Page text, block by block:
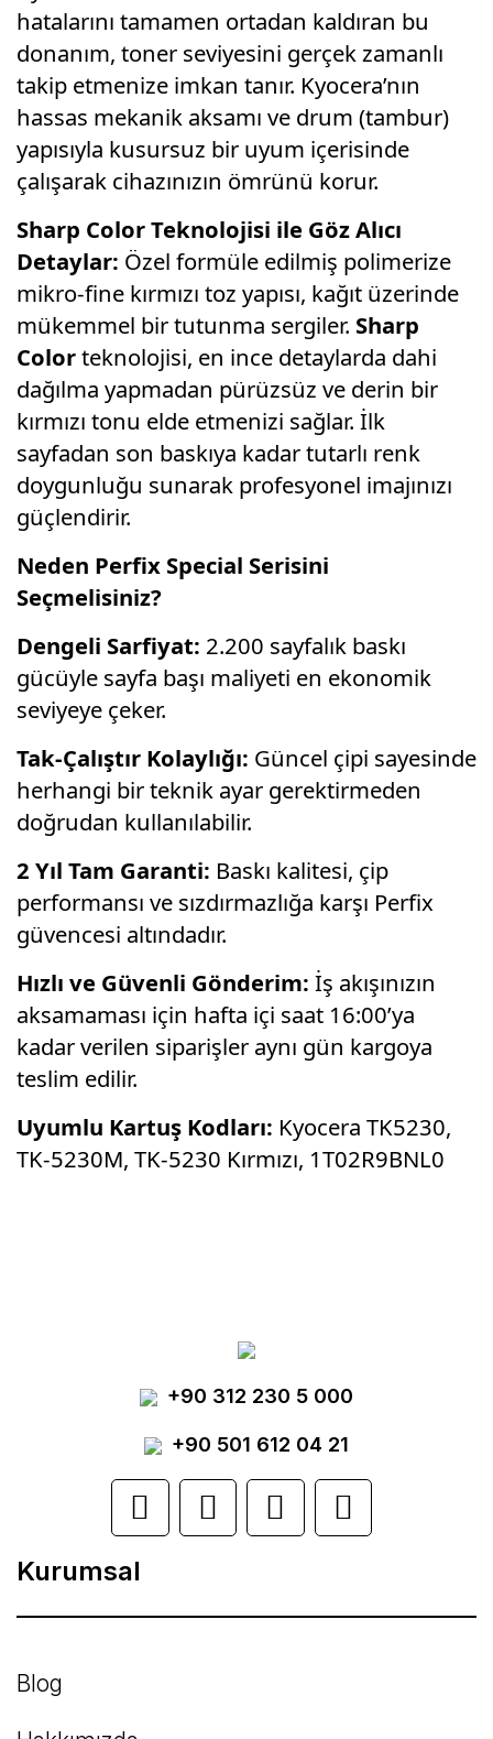
hatalarını tamamen ortadan kaldıran bu
donanım, toner seviyesini gerçek zamanlı
takip etmenize imkan tanır. Kyocera’nın
hassas mekanik aksamı ve drum (tambur)
yapısıyla kusursuz bir uyum içerisinde
çalışarak cihazınızın ömrünü korur.
Sharp Color Teknolojisi ile Göz Alıcı
Detaylar: Özel formüle edilmiş polimerize
mikro-fine kırmızı toz yapısı, kağıt üzerinde
mükemmel bir tutunma sergiler. Sharp
Colorteknolojisi, en ince detaylarda dahi
dağılma yapmadan pürüzsüz ve derin bir
kırmızı tonu elde etmenizi sağlar. İlk
sayfadan son baskıya kadar tutarlı renk
doygunluğu sunarak profesyonel imajınızı
güçlendirir.
Neden Perfix Special Serisini
Seçmelisiniz?
Dengeli Sarfiyat: 2.200 sayfalık baskı
gücüyle sayfa başı maliyeti en ekonomik
seviyeye çeker.
Tak-Çalıştır Kolaylığı: Güncel çipi sayesinde
herhangi bir teknik ayar gerektirmeden
doğrudan kullanılabilir.
2 Yıl Tam Garanti: Baskı kalitesi, çip
performansı ve sızdırmazlığa karşı Perfix
güvencesi altındadır.
Hızlı ve Güvenli Gönderim: İş akışınızın
aksamaması için hafta içi saat 16:00’ya
kadar verilen siparişler aynı gün kargoya
teslim edilir.
Uyumlu Kartuş Kodları: Kyocera TK5230,
TK-5230M, TK-5230 Kırmızı, 1T02R9BNL0
Yorum Yaz
Ürün resmi kalitesiz, bozuk veya
görüntülenemiyor.
Ürün açıklamasında eksik bilgiler bulunuyor.
Ürün bilgilerinde hatalar bulunuyor.
Ürün fiyatı diğer sitelerden daha pahalı.
Bu ürüne benzer farklı alternatifler olmalı.
+90 312 230 5 000
+90 501 612 04 21
Kurumsal
Blog